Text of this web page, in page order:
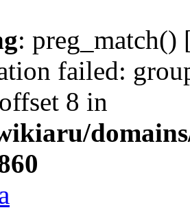
: preg_match()
failed:
8 in